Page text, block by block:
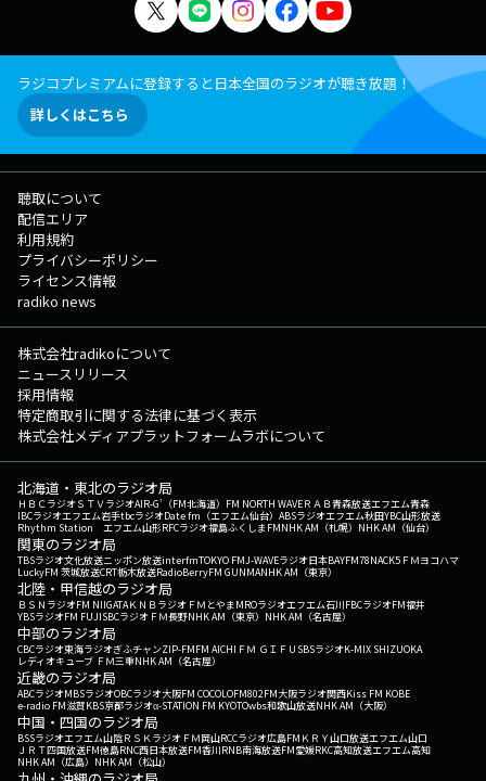
ラジコプレミアムに登録すると日本全国のラジオが聴き放題！
詳しくはこちら
聴取について
配信エリア
利用規約
プライバシーポリシー
ライセンス情報
radiko news
株式会社radikoについて
ニュースリリース
採用情報
特定商取引に関する法律に基づく表示
株式会社メディアプラットフォームラボについて
北海道・東北のラジオ局
ＨＢＣラジオＳＴＶラジオAIR-G'（FM北海道） FM NORTH WAVEＲＡＢ青森放送エフエム青森
IBCラジオエフエム岩手tbcラジオDate fm（エフエム仙台） ABSラジオエフエム秋田YBC山形放送
Rhythm Station エフエム山形RFCラジオ福島ふくしまFMNHK AM（札幌） NHK AM（仙台）
関東のラジオ局
TBSラジオ文化放送ニッポン放送interfmTOKYO FMJ-WAVEラジオ日本BAYFM78NACK5 ＦＭヨコハマ
LuckyFM 茨城放送CRT栃木放送RadioBerryFM GUNMANHK AM（東京）
北陸・甲信越のラジオ局
ＢＳＮラジオFM NIIGATAＫＮＢラジオ ＦＭとやまMROラジオエフエム石川FBCラジオFM福井
YBSラジオFM FUJISBCラジオ ＦＭ長野NHK AM（東京） NHK AM（名古屋）
中部のラジオ局
CBCラジオ東海ラジオぎふチャンZIP-FMFM AICHI ＦＭ ＧＩＦＵ SBSラジオK-MIX SHIZUOKA
レディオキューブ ＦＭ三重NHK AM（名古屋）
近畿のラジオ局
ABCラジオMBSラジオOBCラジオ大阪FM COCOLOFM802FM大阪ラジオ関西Kiss FM KOBE
e-radio FM滋賀KBS京都ラジオα-STATION FM KYOTOwbs和歌山放送NHK AM（大阪）
中国・四国のラジオ局
BSSラジオエフエム山陰ＲＳＫラジオ ＦＭ岡山RCCラジオ広島FM ＫＲＹ山口放送エフエム山口
ＪＲＴ四国放送FM徳島RNC西日本放送FM香川RNB南海放送FM愛媛RKC高知放送エフエム高知
NHK AM（広島） NHK AM（松山）